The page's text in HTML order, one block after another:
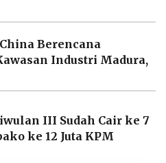
Berencana
Industri Madura,
III Sudah Cair ke 7
ke 12 Juta KPM